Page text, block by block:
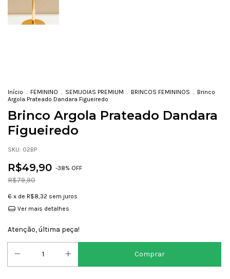
Início . FEMININO . SEMIJOIAS PREMIUM . BRINCOS FEMININOS . Brinco
Argola Prateado Dandara Figueiredo
Brinco Argola Prateado Dandara
Figueiredo
SKU: 02BP
R$49,90 -38% OFF
R$79,90
6 x de R$8,32 sem juros
Ver mais detalhes
Atenção, última peça!